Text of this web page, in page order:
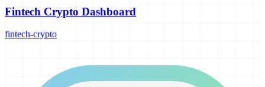
Fintech Crypto Dashboard
fintech-crypto